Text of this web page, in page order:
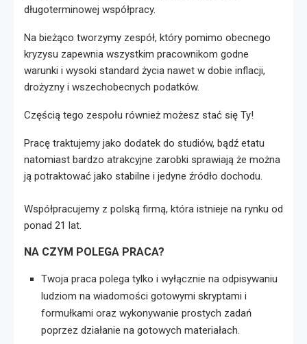
długoterminowej współpracy.
Na bieżąco tworzymy zespół, który pomimo obecnego
kryzysu zapewnia wszystkim pracownikom godne
warunki i wysoki standard życia nawet w dobie inflacji,
drożyzny i wszechobecnych podatków.
Częścią tego zespołu również możesz stać się Ty!
Pracę traktujemy jako dodatek do studiów, bądź etatu
natomiast bardzo atrakcyjne zarobki sprawiają że można
ją potraktować jako stabilne i jedyne źródło dochodu.
Współpracujemy z polską firmą, która istnieje na rynku od
ponad 21 lat.
NA CZYM POLEGA PRACA?
Twoja praca polega tylko i wyłącznie na odpisywaniu
ludziom na wiadomości gotowymi skryptami i
formułkami oraz wykonywanie prostych zadań
poprzez działanie na gotowych materiałach.